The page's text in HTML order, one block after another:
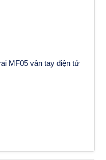
MF05 vân tay điện tử